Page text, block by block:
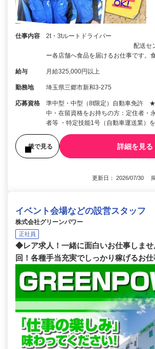
仕事内容
2t・3tルートド
配送センターから
ー各店舗へ食品を届けるお仕事です。
給与 月給325,000円以上
勤務地 埼玉県三郷市新和3-275
応募資格
準中型・中型（8t限定）自動車免許
中・在留資格をお持ちの方：定住者・
者等 ・特定技能1号（自動車運送業）
後で見る 詳細を見る
更新日： 2026/07/30
イベント会場などの設営スタッフ
株式会社グリーンパワー
正社員
◆レア求人！一緒に面白いお仕事しま
回！各種手当充実でしっかり稼げるお仕